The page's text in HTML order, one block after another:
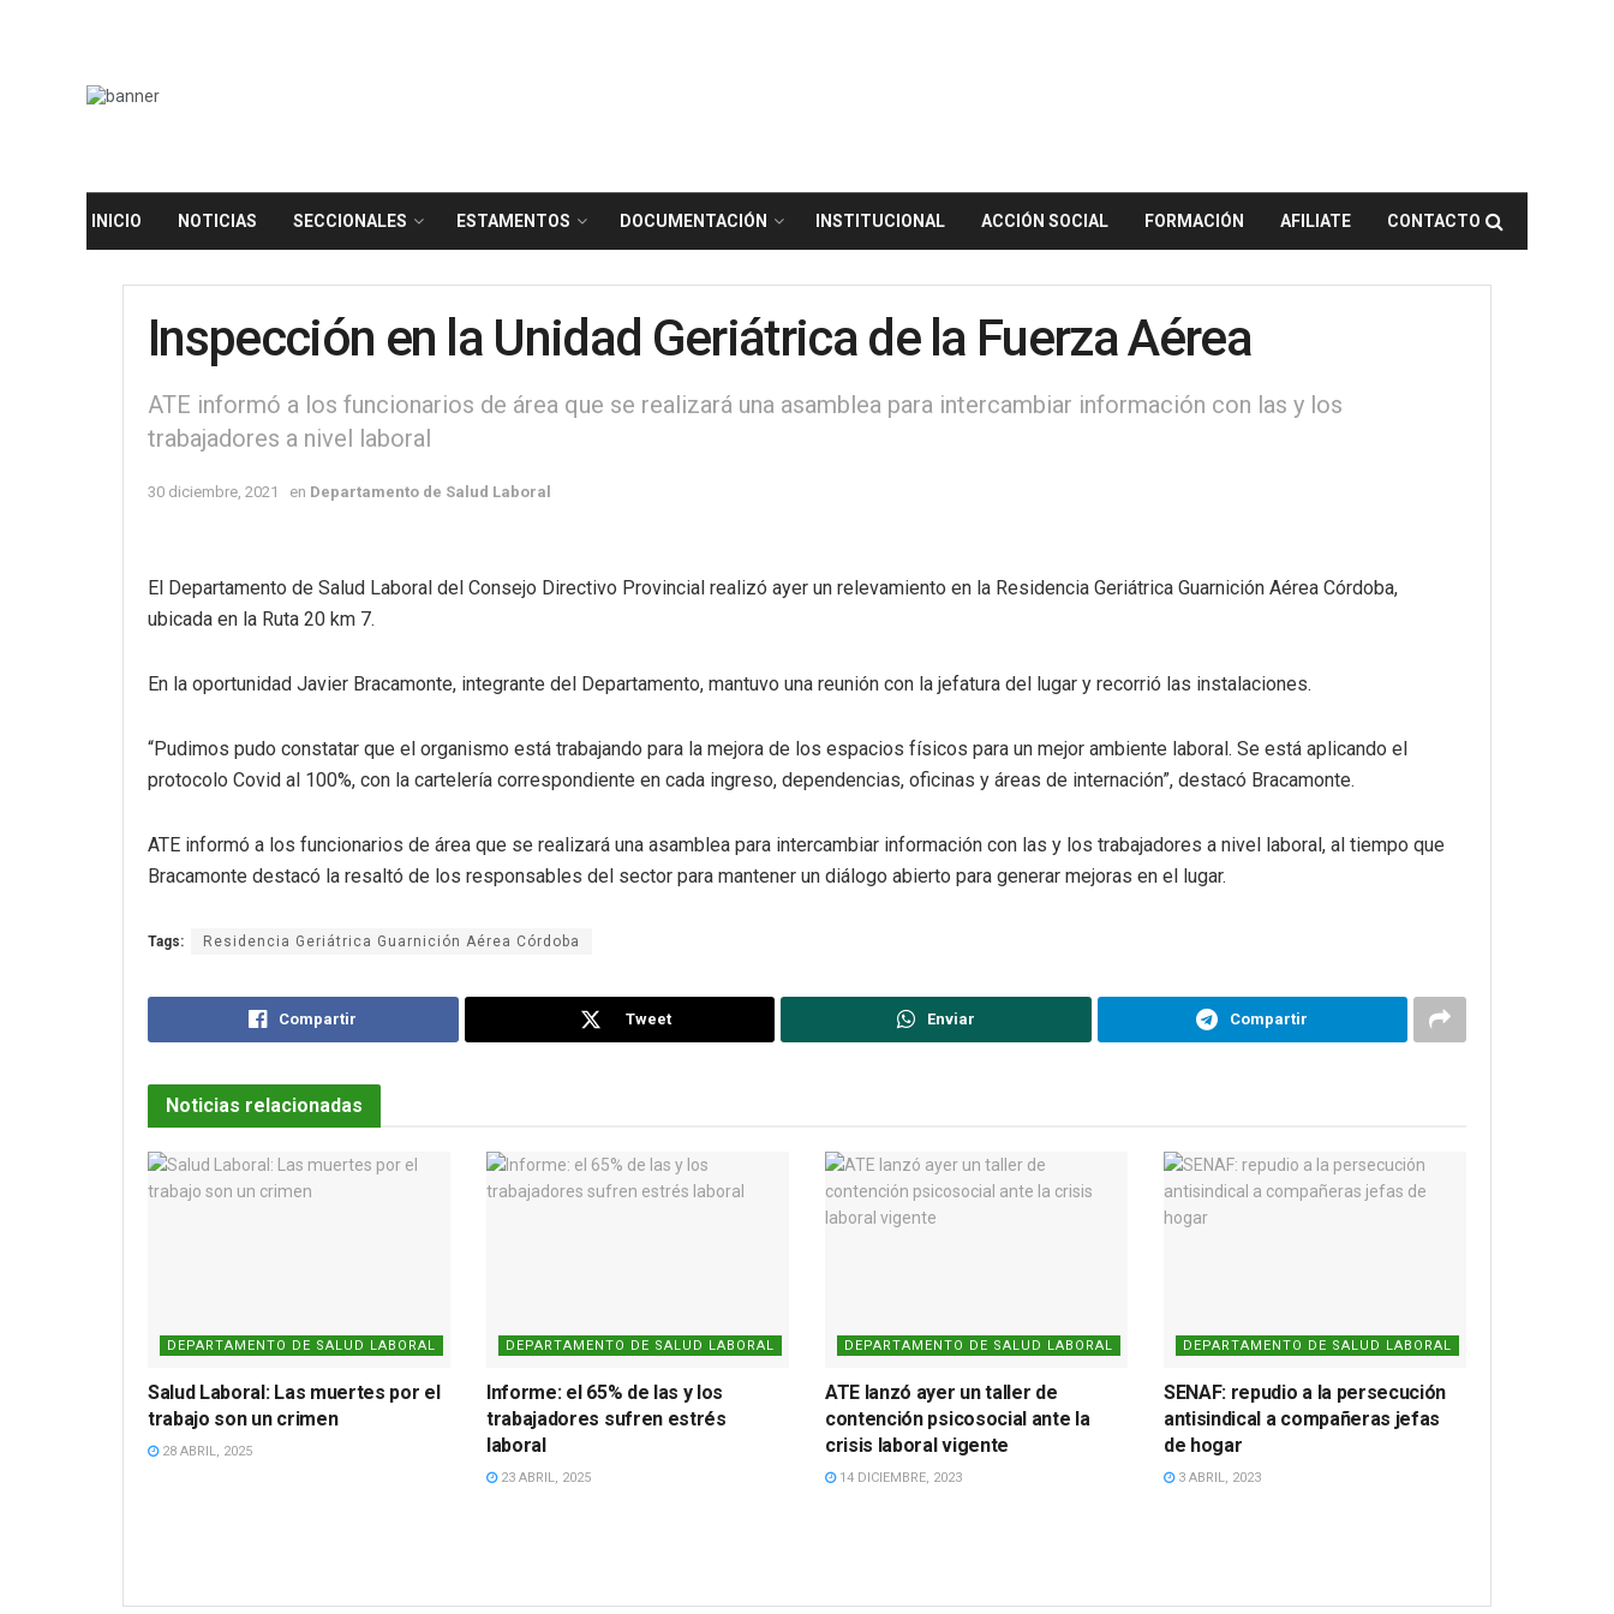
INICIO NOTICIAS SECCIONALES ESTAMENTOS DOCUMENTACIÓN INSTITUCIONAL ACCIÓN SOCIAL FORMACIÓN AFILIATE CONTACTO
Inspección en la Unidad Geriátrica de la Fuerza Aérea
ATE informó a los funcionarios de área que se realizará una asamblea para intercambiar información con las y los
trabajadores a nivel laboral
30 diciembre, 2021 en Departamento de Salud Laboral
El Departamento de Salud Laboral del Consejo Directivo Provincial realizó ayer un relevamiento en la Residencia Geriátrica Guarnición Aérea Córdoba,
ubicada en la Ruta 20 km 7.
En la oportunidad Javier Bracamonte, integrante del Departamento, mantuvo una reunión con la jefatura del lugar y recorrió las instalaciones.
“Pudimos pudo constatar que el organismo está trabajando para la mejora de los espacios físicos para un mejor ambiente laboral. Se está aplicando el
protocolo Covid al 100%, con la cartelería correspondiente en cada ingreso, dependencias, oficinas y áreas de internación”, destacó Bracamonte.
ATE informó a los funcionarios de área que se realizará una asamblea para intercambiar información con las y los trabajadores a nivel laboral, al tiempo que
Bracamonte destacó la resaltó de los responsables del sector para mantener un diálogo abierto para generar mejoras en el lugar.
Tags: Residencia Geriátrica Guarnición Aérea Córdoba
Compartir Tweet Enviar Compartir
Noticias relacionadas
DEPARTAMENTO DE SALUD LABORAL
Salud Laboral: Las muertes por el
trabajo son un crimen
28 ABRIL, 2025
DEPARTAMENTO DE SALUD LABORAL
Informe: el 65% de las y los
trabajadores sufren estrés
laboral
23 ABRIL, 2025
DEPARTAMENTO DE SALUD LABORAL
ATE lanzó ayer un taller de
contención psicosocial ante la
crisis laboral vigente
14 DICIEMBRE, 2023
DEPARTAMENTO DE SALUD LABORAL
SENAF: repudio a la persecución
antisindical a compañeras jefas
de hogar
3 ABRIL, 2023